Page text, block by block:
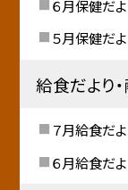
６月保健だ
５月保健だ
給食だより
７月給食だ
６月給食だ